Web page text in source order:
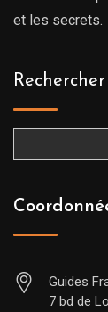
et les secrets.
Rechercher
Guides
7 bd de